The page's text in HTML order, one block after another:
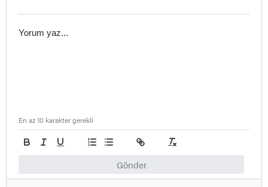
Gönder
En az 10 karakter gerekli